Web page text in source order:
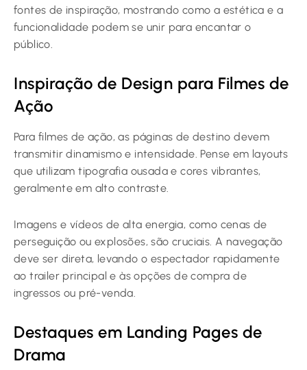
fontes de inspiração, mostrando como a estética e a
funcionalidade podem se unir para encantar o
público.
Inspiração de Design para Filmes de
Ação
Para filmes de ação, as páginas de destino devem
transmitir dinamismo e intensidade. Pense em layouts
que utilizam tipografia ousada e cores vibrantes,
geralmente em alto contraste.
Imagens e vídeos de alta energia, como cenas de
perseguição ou explosões, são cruciais. A navegação
deve ser direta, levando o espectador rapidamente
ao trailer principal e às opções de compra de
ingressos ou pré-venda.
Destaques em Landing Pages de
Drama